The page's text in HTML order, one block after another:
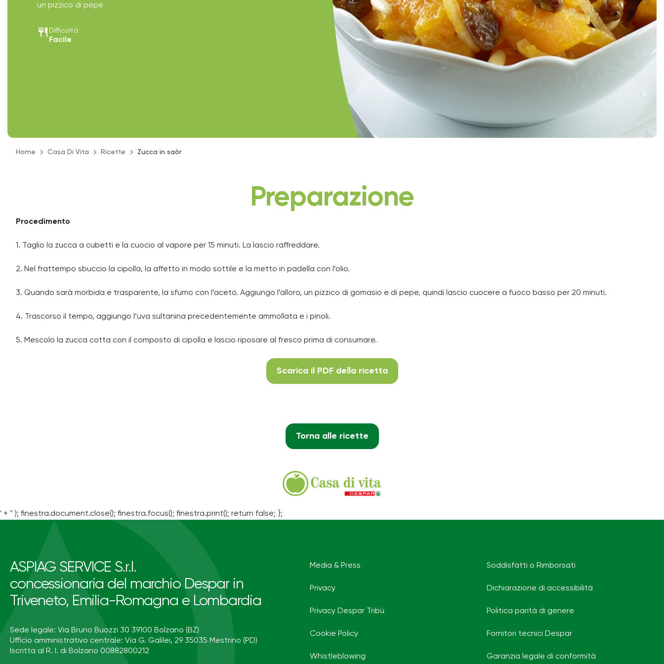
un pizzico di pepe
restaurant Difficoltà
Facile
Home Casa Di Vita Ricette Zucca in saòr
Preparazione
Procedimento
1. Taglio la zucca a cubetti e la cuocio al vapore per 15 minuti. La lascio raffreddare.
2. Nel frattempo sbuccio la cipolla, la affetto in modo sottile e la metto in padella con l’olio.
3. Quando sarà morbida e trasparente, la sfumo con l’aceto. Aggiungo l’alloro, un pizzico di gomasio e di pepe, quindi lascio cuocere a fuoco basso per 20 minuti.
4. Trascorso il tempo, aggiungo l’uva sultanina precedentemente ammollata e i pinoli.
5. Mescolo la zucca cotta con il composto di cipolla e lascio riposare al fresco prima di consumare.
Scarica il PDF della ricetta
Torna alle ricette
' + '' ); finestra.document.close(); finestra.focus(); finestra.print(); return false; };
ASPIAG SERVICE S.r.l.
concessionaria del marchio Despar in
Triveneto, Emilia-Romagna e Lombardia
Sede legale: Via Bruno Buozzi 30 39100 Bolzano (BZ)
Ufficio amministrativo centrale: Via G. Galilei, 29 35035 Mestrino (PD)
Iscritta al R. I. di Bolzano 00882800212
Media & Press
Privacy
Privacy Despar Tribù
Cookie Policy
Whistleblowing
Soddisfatti o Rimborsati
Dichiarazione di accessibilità
Politica parità di genere
Fornitori tecnici Despar
Garanzia legale di conformità